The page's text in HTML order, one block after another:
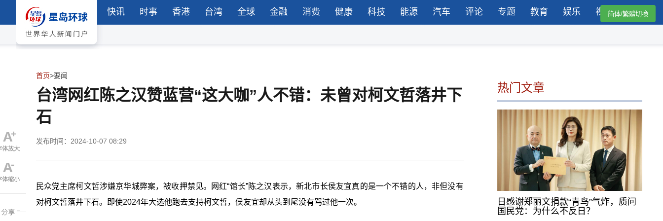
快讯 时事 香港 台湾 全球 金融 消费 健康 科技 能源 汽车 评论 专题 教育 娱乐 视频简体/繁體切換
首页>要闻
台湾网红陈之汉赞蓝营“这大咖”人不错：未曾对柯文哲落井下
石
发布时间：2024-10-07 08:29
民众党主席柯文哲涉嫌京华城弊案，被收押禁见。网红“馆长”陈之汉表示，新北市长侯友宜真的是一个不错的人，非但没有
对柯文哲落井下石。即使2024年大选他跑去支持柯文哲，侯友宜却从头到尾没有骂过他一次。
热门文章
日感谢郑丽文捐款“青鸟”气炸，质问
国民党：为什么不反日？